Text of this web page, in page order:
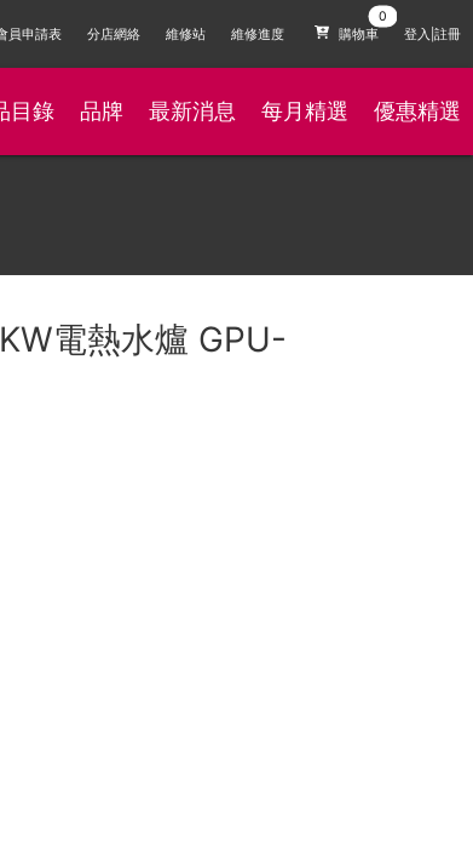
員申請表 分店網絡 維修站 維修進度 購物車 登入|註冊
目錄 品牌 最新消息 每月精選 優惠精選
電熱水爐 GPU-